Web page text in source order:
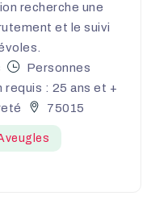
recherche une
et le suivi
Personnes
requis : 25 ans et +
75015